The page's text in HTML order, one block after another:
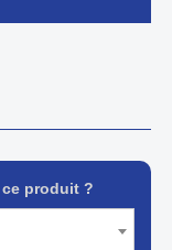
produit ?